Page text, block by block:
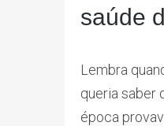
saúde
Lembra
queria saber
época